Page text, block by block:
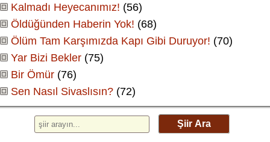
Kalmadı Heyecanımız! (56)
Öldüğünden Haberin Yok! (68)
Ölüm Tam Karşımızda Kapı Gibi Duruyor! (70)
Yar Bizi Bekler (75)
Bir Ömür (76)
Sen Nasıl Sivaslısın? (72)
Şiir Ara